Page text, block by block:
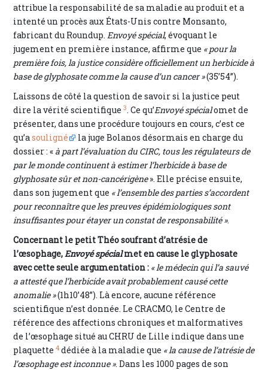
attribue la responsabilité de sa maladie au produit et a
intenté un procès aux États-Unis contre Monsanto,
fabricant du Roundup. Envoyé spécial, évoquant le
jugement en première instance, affirme que « pour la
première fois, la justice considère officiellement un herbicide à
base de glyphosate comme la cause d’un cancer »(35’54”).
Laissons de côté la question de savoir si la justice peut
dire la vérité scientifique 3. Ce qu’Envoyé spécialomet de
présenter, dans une procédure toujours en cours, c’est ce
qu’asouligné
la juge Bolanos désormais en charge du
dossier : « à part l’évaluation du CIRC, tous les régulateurs de
par le monde continuent à estimer l’herbicide à base de
glyphosate sûr et non-cancérigène». Elle précise ensuite,
dans son jugement que « l’ensemble des parties s’accordent
pour reconnaître que les preuves épidémiologiques sont
insuffisantes pour étayer un constat de responsabilité ».
Concernant le petit Théo soufrant d’atrésie de
l’œsophage, Envoyé spécialmet en cause le glyphosate
avec cette seule argumentation : « le médecin qui l’a sauvé
a attesté que l’herbicide avait probablement causé cette
anomalie »(1h10’48”). Là encore, aucune référence
scientifique n’est donnée. Le CRACMO, le Centre de
référence des affections chroniques et malformatives
de l’œsophage situé au CHRU de Lille indique dans une
plaquette 4 dédiée à la maladie que « la cause de l’atrésie de
l’œsophage est inconnue ». Dans les 1000 pages de son